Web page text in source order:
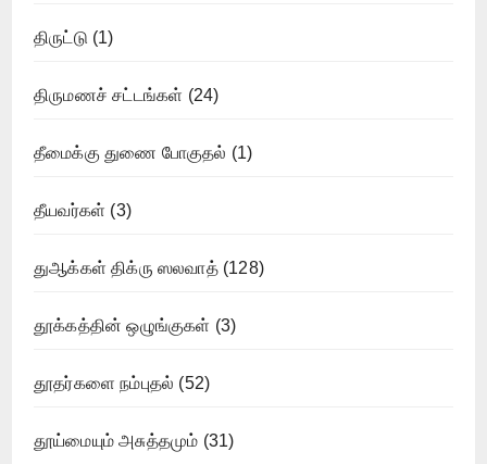
திருட்டு (1)
திருமணச் சட்டங்கள் (24)
தீமைக்கு துணை போகுதல் (1)
தீயவர்கள் (3)
துஆக்கள் திக்ரு ஸலவாத்(128)
தூக்கத்தின் ஒழுங்குகள் (3)
தூதர்களை நம்புதல் (52)
தூய்மையும் அசுத்தமும் (31)